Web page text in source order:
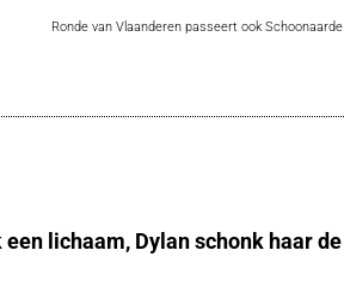
Ronde van Vlaanderen passeert ook Schoonaarde
een lichaam, Dylan schonk haar de